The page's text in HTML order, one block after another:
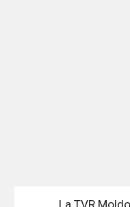
La TVR